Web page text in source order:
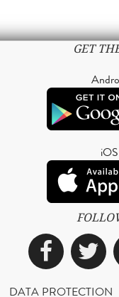
GET
iOS
DATA PROTECTION